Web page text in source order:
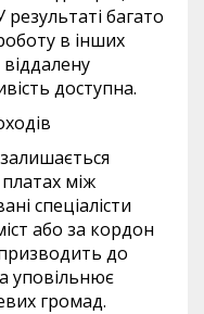
багато
в інших
доступна.
між
спеціалісти
або за кордон
до
уповільнює
громад.